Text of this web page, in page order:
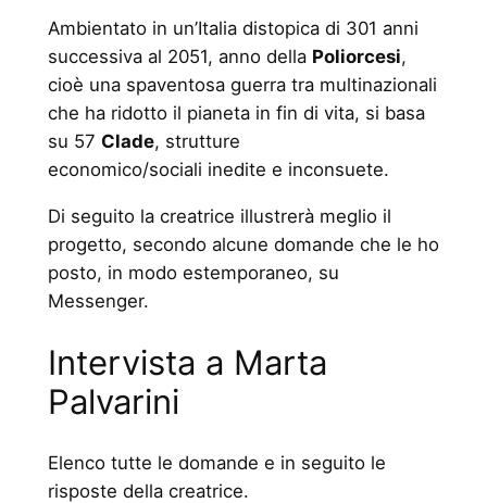
Ambientato in un’Italia distopica di 301 anni
successiva al 2051, anno della Poliorcesi,
cioè una spaventosa guerra tra multinazionali
che ha ridotto il pianeta in fin di vita, si basa
su 57 Clade, strutture
economico/sociali inedite e inconsuete.
Di seguito la creatrice illustrerà meglio il
progetto, secondo alcune domande che le ho
posto, in modo estemporaneo, su
Messenger.
Intervista a Marta
Palvarini
Elenco tutte le domande e in seguito le
risposte della creatrice.